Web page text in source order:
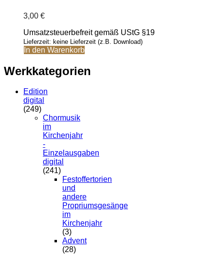
3,00 €
Umsatzsteuerbefreit gemäß UStG §19
Lieferzeit: keine Lieferzeit (z.B. Download)
In den Warenkorb
Werkkategorien
Edition
digital
(249)
Chormusik
im
Kirchenjahr
-
Einzelausgaben
digital
(241)
Festoffertorien
und
andere
Propriumsgesänge
im
Kirchenjahr
(3)
Advent
(28)